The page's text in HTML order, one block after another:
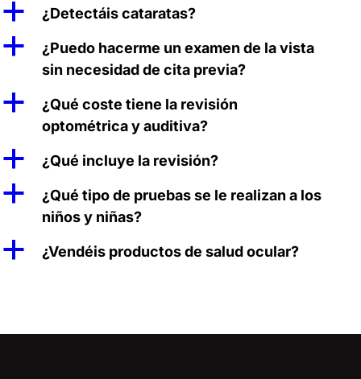
a ¿Detectáis cataratas?
a
¿Puedo hacerme un examen de la vista
sin necesidad de cita previa?
a
¿Qué coste tiene la revisión
optométrica y auditiva?
a ¿Qué incluye la revisión?
a
¿Qué tipo de pruebas se le realizan a los
niños y niñas?
a ¿Vendéis productos de salud ocular?